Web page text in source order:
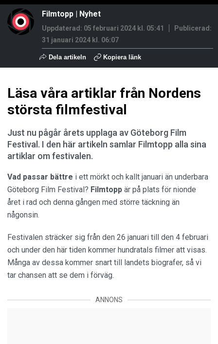
Filmtopp | Nyhet
Uppdaterad: 05 februari 2024 kl. 05:41
Publicerad:
31 januari 2024 kl. 06:07
Dela artikeln Kopiera länk
Läsa våra artiklar från Nordens
största filmfestival
Just nu pågår årets upplaga av Göteborg Film
Festival. I den här artikeln samlar Filmtopp alla sina
artiklar om festivalen.
Vad passar bättre i ett mörkt och kallt januari än underbara
Göteborg Film Festival? Filmtopp är på plats för nionde
året i rad och denna gången med större täckning än
någonsin.
Festivalen sträcker sig från den 26 januari till den 4 februari
och under den här tiden kommer hundratals filmer att visas.
Många av dessa kommer snart till landets biografer, så vi
tar chansen att se dem i förväg.
ANNONS